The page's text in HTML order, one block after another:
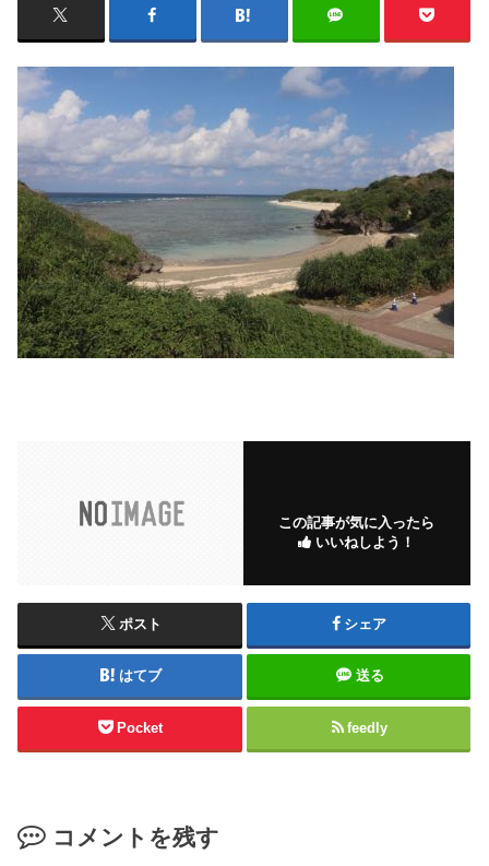
この記事が気に入ったら
いいねしよう！
ポスト シェア
はてブ 送る
Pocket feedly
コメントを残す